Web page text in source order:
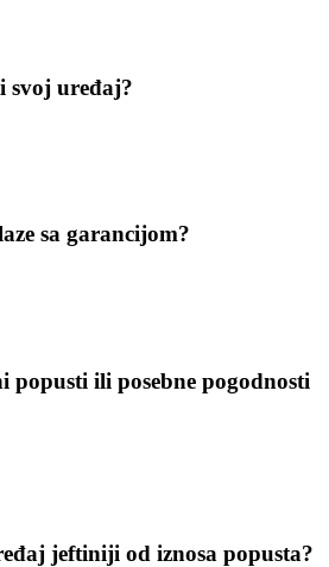
svoj uređaj?
sa garancijom?
popusti ili posebne pogodnosti
jeftiniji od iznosa popusta?